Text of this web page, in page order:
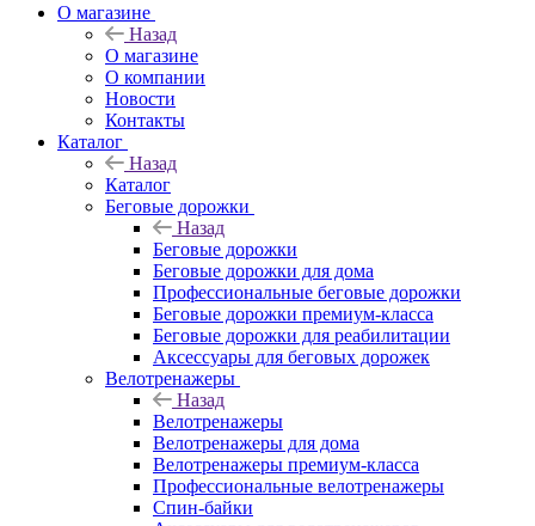
О магазине
Назад
О магазине
О компании
Новости
Контакты
Каталог
Назад
Каталог
Беговые дорожки
Назад
Беговые дорожки
Беговые дорожки для дома
Профессиональные беговые дорожки
Беговые дорожки премиум-класса
Беговые дорожки для реабилитации
Аксессуары для беговых дорожек
Велотренажеры
Назад
Велотренажеры
Велотренажеры для дома
Велотренажеры премиум-класса
Профессиональные велотренажеры
Спин-байки